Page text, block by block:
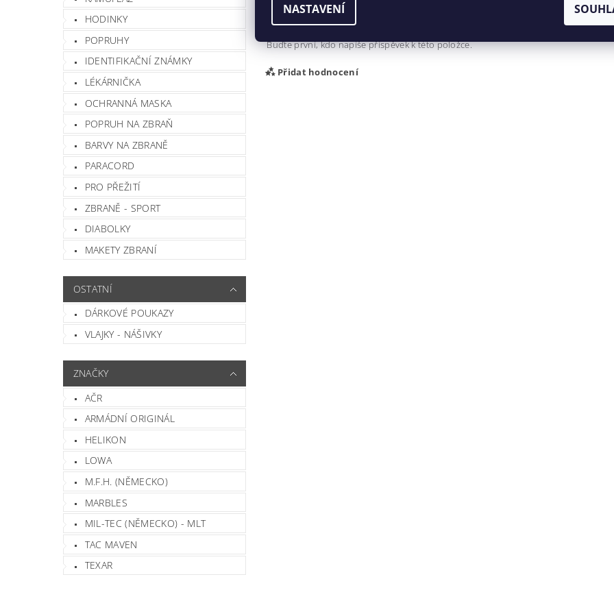
HODINKY
POPRUHY
IDENTIFIKAČNÍ ZNÁMKY
LÉKÁRNIČKA
OCHRANNÁ MASKA
POPRUH NA ZBRAŇ
BARVY NA ZBRANĚ
PARACORD
PRO PŘEŽITÍ
ZBRANĚ - SPORT
DIABOLKY
MAKETY ZBRANÍ
OSTATNÍ
DÁRKOVÉ POUKAZY
VLAJKY - NÁŠIVKY
ZNAČKY
AČR
ARMÁDNÍ ORIGINÁL
HELIKON
LOWA
M.F.H. (NĚMECKO)
MARBLES
MIL-TEC (NĚMECKO) - MLT
TAC MAVEN
TEXAR
Buďte první, kdo napíše příspěvek k této položce.
Buďte první, kdo napíše příspěvek k této položce.
Přidat hodnocení
NASTAVENÍ